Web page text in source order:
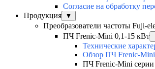
Согласие на обработку
Продукция
▼
Преобразователи частоты Fuji-
ПЧ Frenic-Mini 0,1-15 кВт
Технические
Обзор ПЧ Frenic-Mini
ПЧ Frenic-Mini серии